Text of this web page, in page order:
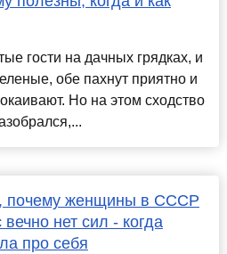
гости на дачных грядках, и
обе пахнут приятно и
Но на этом сходство
почему женщины в СССР
нет сил - когда
про себя